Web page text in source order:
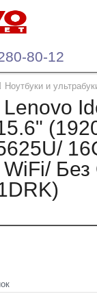
80-12
Ноутбуки и
Lenovo
WiFi/